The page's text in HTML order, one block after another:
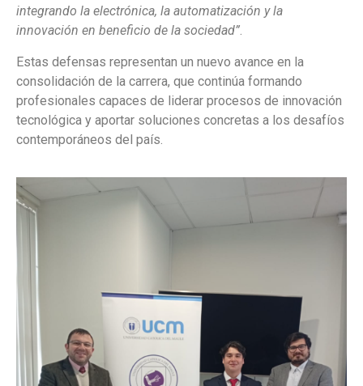
integrando la electrónica, la automatización y la
innovación en beneficio de la sociedad”.
Estas defensas representan un nuevo avance en la
consolidación de la carrera, que continúa formando
profesionales capaces de liderar procesos de innovación
tecnológica y aportar soluciones concretas a los desafíos
contemporáneos del país.